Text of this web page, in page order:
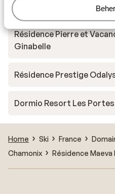
Résidence MGM Le Cristal
Résidence Pierre et
Ginabelle
Résidence Prestige
Dormio Resort Les
Home Ski France
Chamonix
Résidence Maeva